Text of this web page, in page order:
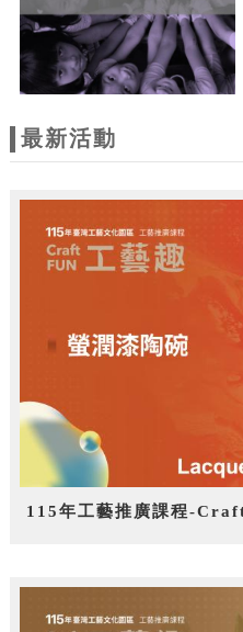
最新活動
115年工藝推廣課程-